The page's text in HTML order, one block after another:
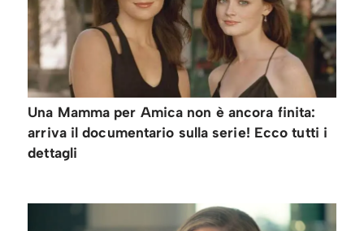
Una Mamma per Amica non è ancora finita:
arriva il documentario sulla serie! Ecco tutti i
dettagli